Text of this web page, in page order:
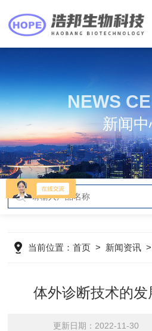
NEWS
新闻
当前位置：首页 > 新闻资讯
体外诊断技术的
更新日期：2022-11-30